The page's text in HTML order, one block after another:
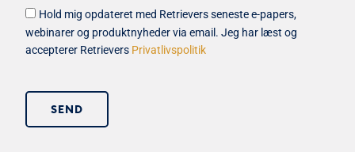
Hold mig opdateret med Retrievers seneste e-papers,
webinarer og produktnyheder via email. Jeg har læst og
accepterer Retrievers Privatlivspolitik
SEND